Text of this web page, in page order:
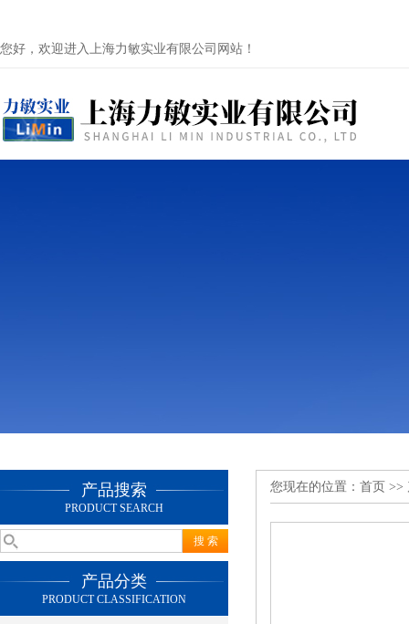
您好，欢迎进入上海力敏实业有限公司网站！
产品搜索
PRODUCT SEARCH
产品分类
PRODUCT CLASSIFICATION
您现在的位置： 首页 >>